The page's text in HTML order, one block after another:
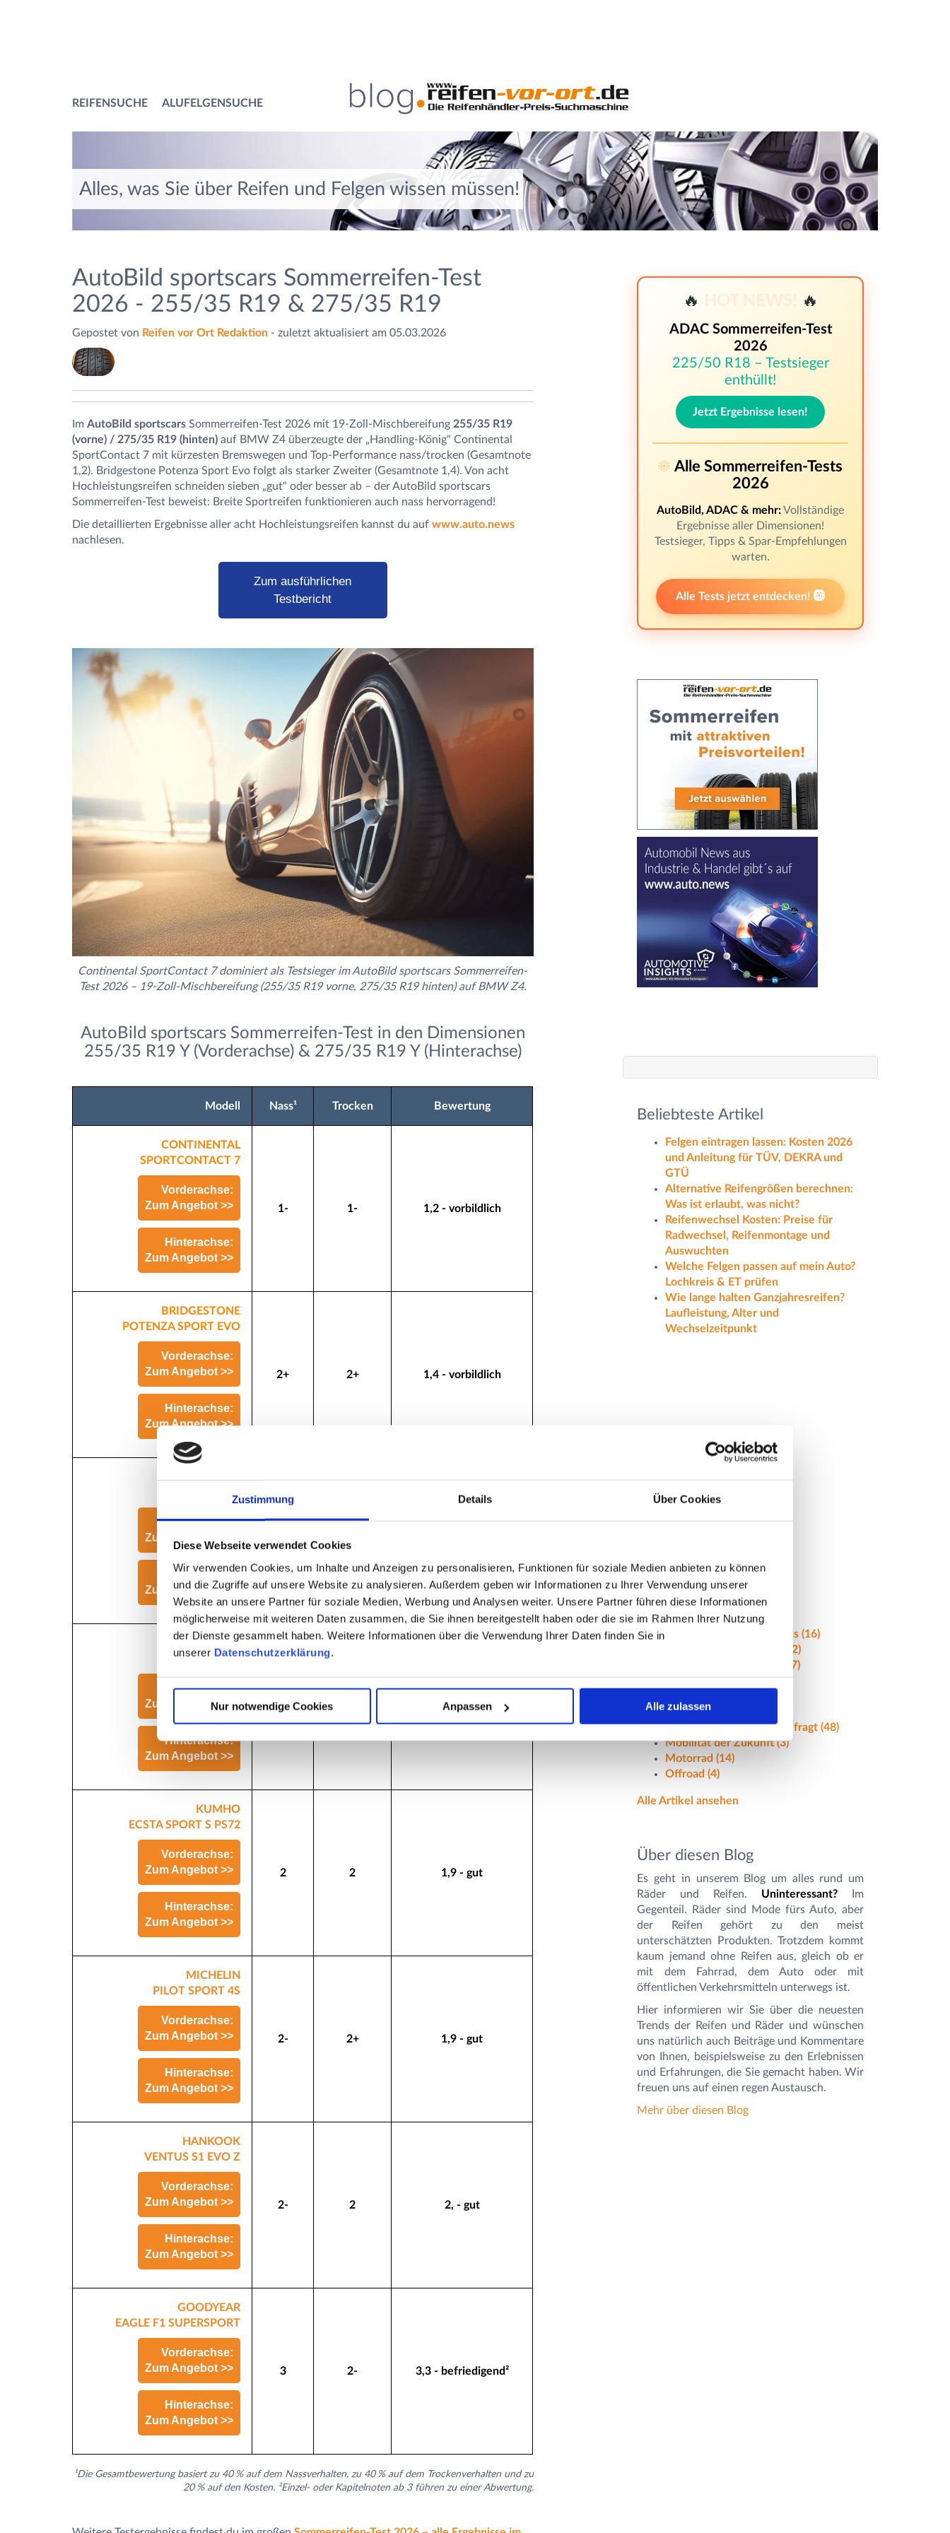
Zustimmung Details Über Cookies
Diese Webseite verwendet Cookies
Wir verwenden Cookies, um Inhalte und Anzeigen zu personalisieren, Funktionen für soziale Medien anbieten zu können
und die Zugriffe auf unsere Website zu analysieren. Außerdem geben wir Informationen zu Ihrer Verwendung unserer
Website an unsere Partner für soziale Medien, Werbung und Analysen weiter. Unsere Partner führen diese Informationen
möglicherweise mit weiteren Daten zusammen, die Sie ihnen bereitgestellt haben oder die sie im Rahmen Ihrer Nutzung
der Dienste gesammelt haben. Weitere Informationen über die Verwendung Ihrer Daten finden Sie in
unserer Datenschutzerklärung.
Nur notwendige Cookies Anpassen Alle zulassen
REIFENSUCHE ALUFELGENSUCHE
Alles, was Sie über Reifen und Felgen wissen müssen!
AutoBild sportscars Sommerreifen-Test
2026 - 255/35 R19 & 275/35 R19
Gepostet von Reifen vor Ort Redaktion - zuletzt aktualisiert am 05.03.2026
Im AutoBild sportscars Sommerreifen-Test 2026 mit 19-Zoll-Mischbereifung 255/35 R19
(vorne) / 275/35 R19 (hinten) auf BMW Z4 überzeugte der „Handling-König" Continental
SportContact 7 mit kürzesten Bremswegen und Top-Performance nass/trocken (Gesamtnote
1,2). Bridgestone Potenza Sport Evo folgt als starker Zweiter (Gesamtnote 1,4). Von acht
Hochleistungsreifen schneiden sieben „gut" oder besser ab – der AutoBild sportscars
Sommerreifen-Test beweist: Breite Sportreifen funktionieren auch nass hervorragend!
Die detaillierten Ergebnisse aller acht Hochleistungsreifen kannst du auf www.auto.news
nachlesen.
Zum ausführlichen
Testbericht
Continental SportContact 7 dominiert als Testsieger im AutoBild sportscars Sommerreifen-
Test 2026 – 19-Zoll-Mischbereifung (255/35 R19 vorne, 275/35 R19 hinten) auf BMW Z4.
AutoBild sportscars Sommerreifen-Test in den Dimensionen
255/35 R19 Y (Vorderachse) & 275/35 R19 Y (Hinterachse)
Modell Nass¹ Trocken Bewertung
CONTINENTAL
SPORTCONTACT 7
Vorderachse:
Zum Angebot >>
Hinterachse:
Zum Angebot >>
1- 1- 1,2 - vorbildlich
BRIDGESTONE
POTENZA SPORT EVO
Vorderachse:
Zum Angebot >>
Hinterachse:
Zum Angebot >>
2+ 2+ 1,4 - vorbildlich
Vorderachse:
Zum Angebot >>
Hinterachse:
Zum Angebot >>
2+ 2
VREDESTEIN
ULTRAC PRO
Vorderachse:
Zum Angebot >>
Hinterachse:
Zum Angebot >>
2 1,6 - gut
KUMHO
ECSTA SPORT S PS72
Vorderachse:
Zum Angebot >>
Hinterachse:
Zum Angebot >>
2 2 1,9 - gut
MICHELIN
PILOT SPORT 4S
Vorderachse:
Zum Angebot >>
Hinterachse:
Zum Angebot >>
2- 2+ 1,9 - gut
HANKOOK
VENTUS S1 EVO Z
Vorderachse:
Zum Angebot >>
Hinterachse:
Zum Angebot >>
2- 2 2, - gut
GOODYEAR
EAGLE F1 SUPERSPORT
Vorderachse:
Zum Angebot >>
Hinterachse:
Zum Angebot >>
3 2- 3,3 - befriedigend²
¹Die Gesamtbewertung basiert zu 40 % auf dem Nassverhalten, zu 40 % auf dem Trockenverhalten und zu
20 % auf den Kosten. ²Einzel- oder Kapitelnoten ab 3 führen zu einer Abwertung.
🔥 🔥
ADAC Sommerreifen-Test
2026
225/50 R18 – Testsieger
enthüllt!
Jetzt Ergebnisse lesen!
☀️Alle Sommerreifen-Tests
2026
AutoBild, ADAC & mehr:Vollständige
Ergebnisse aller Dimensionen!
Testsieger, Tipps & Spar-Empfehlungen
warten.
Alle Tests jetzt entdecken! 🛞
Beliebteste Artikel
Felgen eintragen lassen: Kosten 2026
und Anleitung für TÜV, DEKRA und
GTÜ
Alternative Reifengrößen berechnen:
Was ist erlaubt, was nicht?
Reifenwechsel Kosten: Preise für
Radwechsel, Reifenmontage und
Auswuchten
Welche Felgen passen auf mein Auto?
Lochkreis & ET prüfen
Wie lange halten Ganzjahresreifen?
Laufleistung, Alter und
Wechselzeitpunkt
Artikel nach Themen
Alle Ganzjahresreifentests(16)
(32)
(17)
e-Mobilität(12)
Ganzjahresreifen
Gut zu wissen - Häufig gefragt(48)
Mobilität der Zukunft(3)
Motorrad(14)
Offroad(4)
Alle Artikel ansehen
Über diesen Blog
Es geht in unserem Blog um alles rund um
Räder und Reifen. Uninteressant? Im
Gegenteil. Räder sind Mode fürs Auto, aber
der Reifen gehört zu den meist
unterschätzten Produkten. Trotzdem kommt
kaum jemand ohne Reifen aus, gleich ob er
mit dem Fahrrad, dem Auto oder mit
öffentlichen Verkehrsmitteln unterwegs ist.
Hier informieren wir Sie über die neuesten
Trends der Reifen und Räder und wünschen
uns natürlich auch Beiträge und Kommentare
von Ihnen, beispielsweise zu den Erlebnissen
und Erfahrungen, die Sie gemacht haben. Wir
freuen uns auf einen regen Austausch.
Mehr über diesen Blog